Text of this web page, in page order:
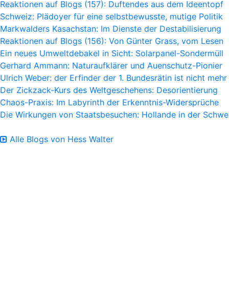
Reaktionen auf Blogs (157): Duftendes aus dem Ideentopf
Schweiz: Plädoyer für eine selbstbewusste, mutige Politik
Markwalders Kasachstan: Im Dienste der Destabilisierung
Reaktionen auf Blogs (156): Von Günter Grass, vom Lesen
Ein neues Umweltdebakel in Sicht: Solarpanel-Sondermüll
Gerhard Ammann: Naturaufklärer und Auenschutz-Pionier
Ulrich Weber: der Erfinder der 1. Bundesrätin ist nicht mehr
Der Zickzack-Kurs des Weltgeschehens: Desorientierung
Chaos-Praxis: Im Labyrinth der Erkenntnis-Widersprüche
Die Wirkungen von Staatsbesuchen: Hollande in der
Alle Blogs von Hess Walter